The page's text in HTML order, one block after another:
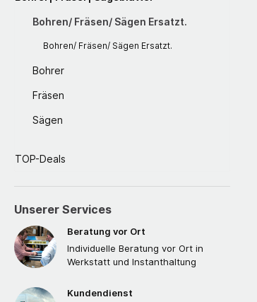
Bohren/ Fräsen/ Sägen Ersatzt.
Bohren/ Fräsen/ Sägen Ersatzt.
Bohrer
Fräsen
Sägen
TOP-Deals
Unserer Services
Beratung vor Ort
Individuelle Beratung vor Ort in
Werkstatt und Instanthaltung
Kundendienst